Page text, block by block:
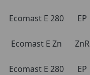
Ecomast E 280 EP
Ecomast E Zn ZnR
Ecomast E 280 EP